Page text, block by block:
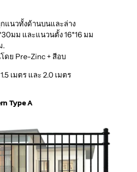
แนวทั้งด้านบนและล่าง
มม และแนวนตั้ง 16*16 มม
.
ดย Pre-Zinc + สีอบ
เมตร และ 2.0 เมตร
Type A